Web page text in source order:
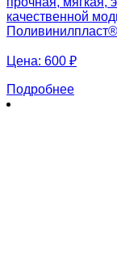
качественной
Цена: 600 ₽
Подробнее